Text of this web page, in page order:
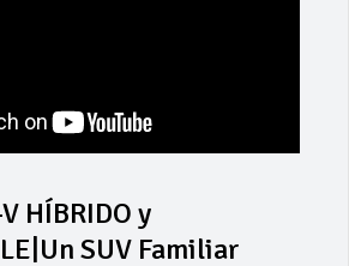
HÍBRIDO y
SUV Familiar